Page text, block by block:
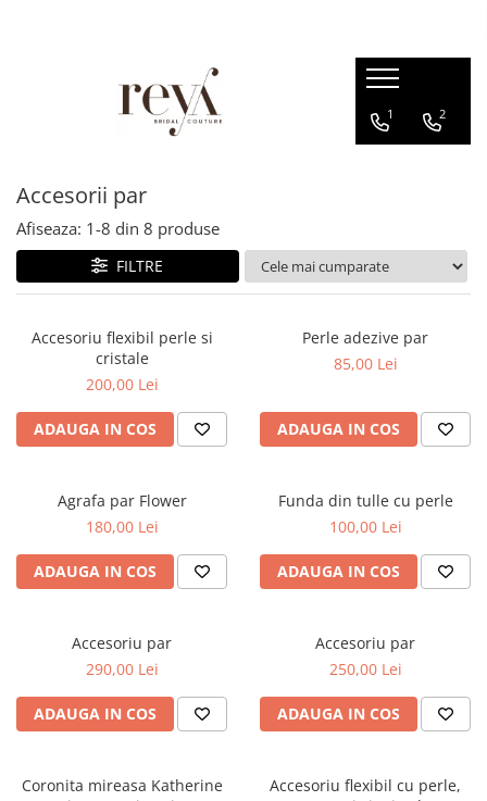
Rochii de seara
Rochii domnisoare de onoare
Rochii cununie civila
Rochii banchet
Jachete mireasa
Bratari
Esarfe
Halate
Seturi dezgatit
Voaluri
Coronite
Balerini
Papuci de casa
Pantofi
Cutii verighete
1 2
Accesorii par
Afiseaza: 1-8 din 8 produse
FILTRE
Accesoriu flexibil perle si
cristale
200,00 Lei
ADAUGA IN COS
Perle adezive par
85,00 Lei
ADAUGA IN COS
Agrafa par Flower
180,00 Lei
ADAUGA IN COS
Funda din tulle cu perle
100,00 Lei
ADAUGA IN COS
Accesoriu par
290,00 Lei
ADAUGA IN COS
Accesoriu par
250,00 Lei
ADAUGA IN COS
Coronita mireasa Katherine
Accesoriu flexibil cu perle,